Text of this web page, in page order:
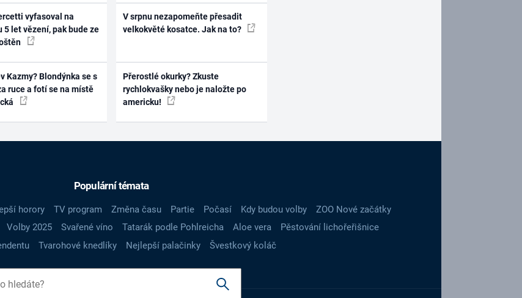
vyfasoval na
5 let vězení, pak bude ze
Kazmy? Blondýnka se s
ruce a fotí se na místě
V srpnu nezapomeňte přesadit
velkokvěté kosatce. Jak na to?
Přerostlé okurky? Zkuste
rychlokvašky nebo je naložte po
americku!
Populární témata
horory TV program Změna času Partie Počasí Kdy budou volby
ZOO Nové začátky
Volby 2025 Svařené víno Tatarák podle Pohlreicha Aloe vera
Pěstování lichořeřišnice
Tvarohové knedlíky Nejlepší palačinky Švestkový koláč